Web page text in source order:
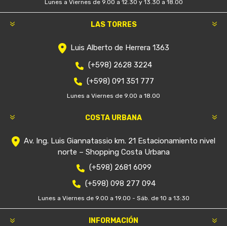
Lunes a Viernes de 9.00 a 12.30 y 13.30 a 18.00
LAS TORRES
Luis Alberto de Herrera 1363
(+598) 2628 3224
(+598) 091 351 777
Lunes a Viernes de 9.00 a 18.00
COSTA URBANA
Av. Ing. Luis Giannatassio km. 21 Estacionamiento nivel
norte – Shopping Costa Urbana
(+598) 2681 6099
(+598) 098 277 094
Lunes a Viernes de 9.00 a 19.00 - Sáb. de 10 a 13:30
INFORMACIÓN